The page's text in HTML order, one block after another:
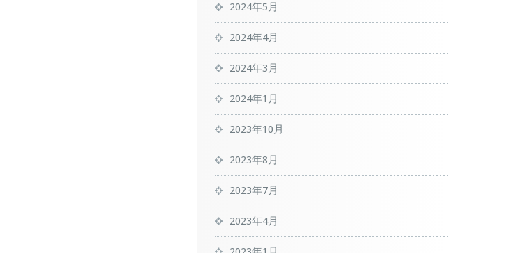
2024年5月
2024年4月
2024年3月
2024年1月
2023年10月
2023年8月
2023年7月
2023年4月